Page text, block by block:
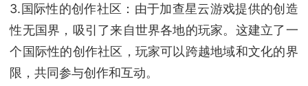
3.国际性的创作社区：由于加查星云游戏提供的创造
性无国界，吸引了来自世界各地的玩家。这建立了一
个国际性的创作社区，玩家可以跨越地域和文化的界
限，共同参与创作和互动。